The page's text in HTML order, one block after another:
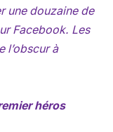
une douzaine de
Facebook. Les
l’obscur à
héros